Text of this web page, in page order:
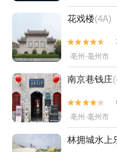
花戏楼(4A)


亳州·毫州市
南京巷钱庄


亳州·毫州市
林拥城水上